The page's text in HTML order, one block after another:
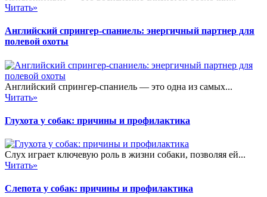
Читать»
Английский спрингер-спаниель: энергичный партнер для
полевой охоты
Английский спрингер-спаниель — это одна из самых...
Читать»
Глухота у собак: причины и профилактика
Слух играет ключевую роль в жизни собаки, позволяя ей...
Читать»
Слепота у собак: причины и профилактика